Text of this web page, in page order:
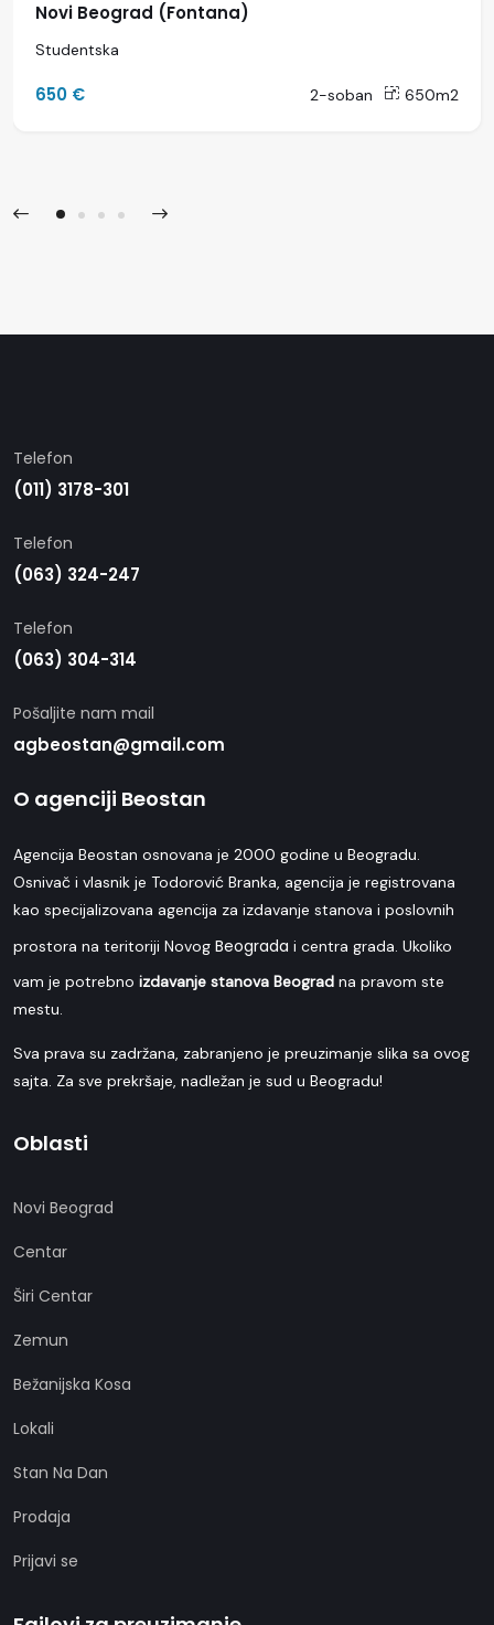
Novi Beograd (Fontana)
Studentska
650 € 2-soban 650m2
Telefon
(011) 3178-301
Telefon
(063) 324-247
Telefon
(063) 304-314
Pošaljite nam mail
agbeostan@gmail.com
O agenciji Beostan
Agencija Beostan osnovana je 2000 godine u Beogradu.
Osnivač i vlasnik je Todorović Branka, agencija je registrovana
kao specijalizovana agencija za izdavanje stanova i poslovnih
prostora na teritoriji Novog Beograda i centra grada. Ukoliko
vam je potrebno izdavanje stanova Beograd na pravom ste
mestu.
Sva prava su zadržana, zabranjeno je preuzimanje slika sa ovog
sajta. Za sve prekršaje, nadležan je sud u Beogradu!
Oblasti
Novi Beograd
Centar
Širi Centar
Zemun
Bežanijska Kosa
Lokali
Stan Na Dan
Prodaja
Prijavi se